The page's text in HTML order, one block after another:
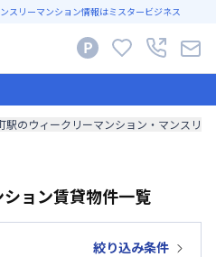
スリーマンション情報はミスタービジネス
駅のウィークリーマンション・マンスリ
ョン賃貸物件一覧
絞り込み条件